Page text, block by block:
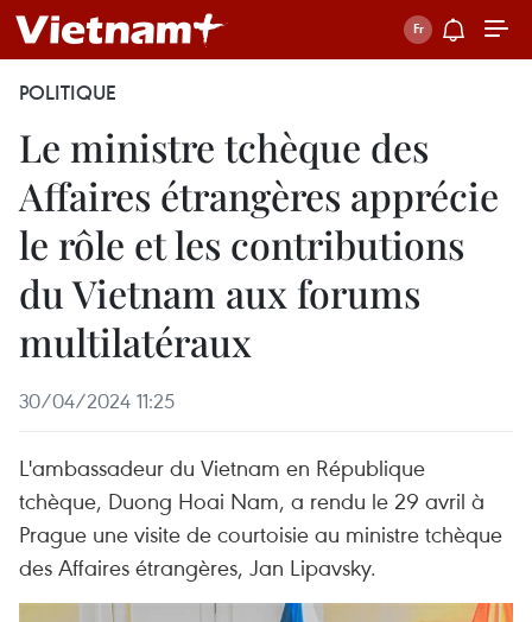
POLITIQUE
Le ministre tchèque des
Affaires étrangères apprécie
le rôle et les contributions
du Vietnam aux forums
multilatéraux
30/04/2024 11:25
L'ambassadeur du Vietnam en République
tchèque, Duong Hoai Nam, a rendu le 29 avril à
Prague une visite de courtoisie au ministre tchèque
des Affaires étrangères, Jan Lipavsky.